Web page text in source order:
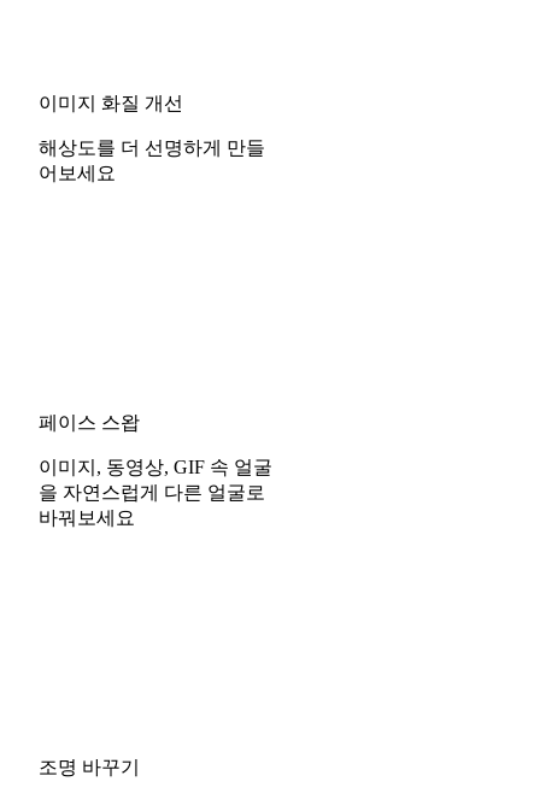
이미지 화질 개선
해상도를 더 선명하게 만들
어보세요
페이스 스왑
이미지, 동영상, GIF 속 얼굴
을 자연스럽게 다른 얼굴로
바꿔보세요
조명 바꾸기